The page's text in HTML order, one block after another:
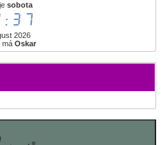
sobota
2026
má Oskar